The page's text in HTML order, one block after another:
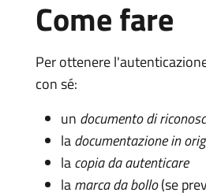
Come fare
Per ottenere
con sé:
un documento di
ladocumentazione in
lacopia da autenticare
lamarca da bollo(se